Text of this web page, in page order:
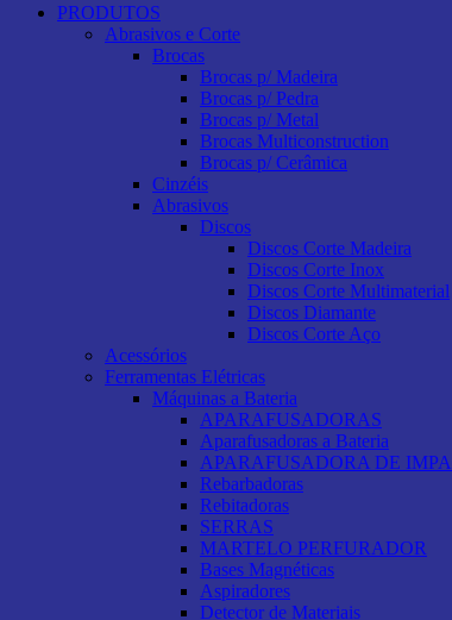
PRODUTOS
Abrasivos e Corte
Brocas
Brocas p/ Madeira
Brocas p/ Pedra
Brocas p/ Metal
Brocas Multiconstruction
Brocas p/ Cerâmica
Cinzéis
Abrasivos
Discos
Discos Corte Madeira
Discos Corte Inox
Discos Corte Multimaterial
Discos Diamante
Discos Corte Aço
Acessórios
Ferramentas Elétricas
Máquinas a Bateria
APARAFUSADORAS
Aparafusadoras a Bateria
APARAFUSADORA DE
Rebarbadoras
Rebitadoras
SERRAS
MARTELO PERFURADOR
Bases Magnéticas
Aspiradores
Detector de Materiais